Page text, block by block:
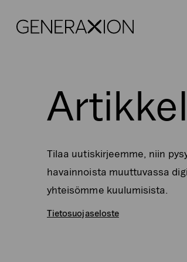
Generaxion
Tilaa uutiskirjeemme, niin
havainnoista muuttuvassa
yhteisömme kuulumisista.
Tietosuojaseloste